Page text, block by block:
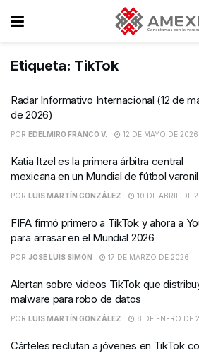
Etiqueta: TikTok
Radar Informativo Internacional (12 de
de 2026)
POR EDELMIRO FRANCO V. 12 DE MAYO DE 2026
Katia Itzel es la primera árbitra central
mexicana en un Mundial de fútbol varonil
POR LUIS MARTÍN GONZÁLEZ 10 DE ABRIL DE
FIFA firmó primero a TikTok y ahora a
para arrasar en el Mundial 2026
POR JOSÉ LUIS SIMÓN 17 DE MARZO DE 2026
Alertan sobre videos TikTok que
malware para robo de datos
POR LUIS MARTÍN GONZÁLEZ 8 DE ENERO DE
Cárteles reclutan a jóvenes en TikTok